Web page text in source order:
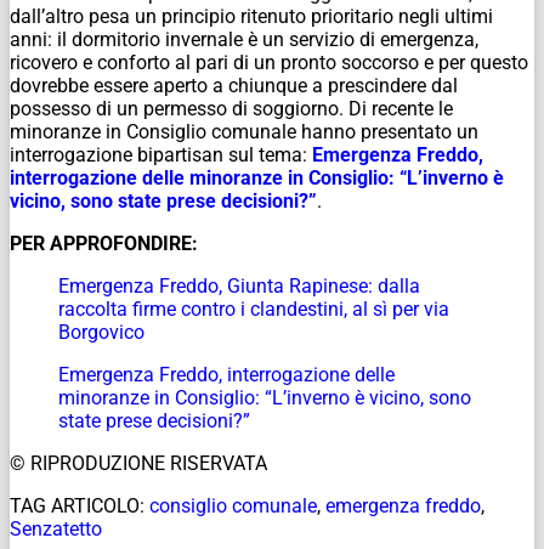
dall’altro pesa un principio ritenuto prioritario negli ultimi
anni: il dormitorio invernale è un servizio di emergenza,
ricovero e conforto al pari di un pronto soccorso e per questo
dovrebbe essere aperto a chiunque a prescindere dal
possesso di un permesso di soggiorno. Di recente le
minoranze in Consiglio comunale hanno presentato un
interrogazione bipartisan sul tema: Emergenza Freddo,
interrogazione delle minoranze in Consiglio: “L’inverno è
vicino, sono state prese decisioni?”.
PER APPROFONDIRE:
Emergenza Freddo, Giunta Rapinese: dalla
raccolta firme contro i clandestini, al sì per via
Borgovico
Emergenza Freddo, interrogazione delle
minoranze in Consiglio: “L’inverno è vicino, sono
state prese decisioni?”
© RIPRODUZIONE RISERVATA
TAG ARTICOLO: consiglio comunale, emergenza freddo,
Senzatetto